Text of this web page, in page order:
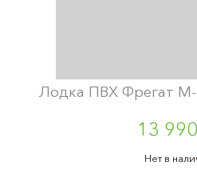
Лодка ПВХ Фрегат М-
13
Нет в